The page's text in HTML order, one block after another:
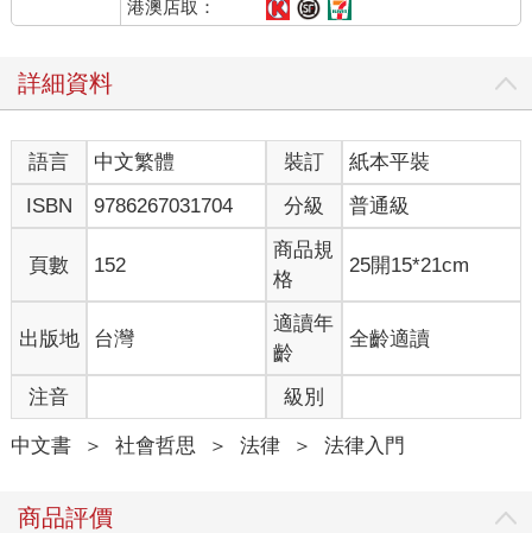
港澳店取：
詳細資料
語言 中文繁體 裝訂
紙本平裝
ISBN
9786267031704 分級 普通級
頁數 152
商品規
格
25開15*21cm
出版地 台灣
適讀年
齡
全齡適讀
注音 級別
中文書 ＞ 社會哲思 ＞ 法律 ＞ 法律入門
商品評價